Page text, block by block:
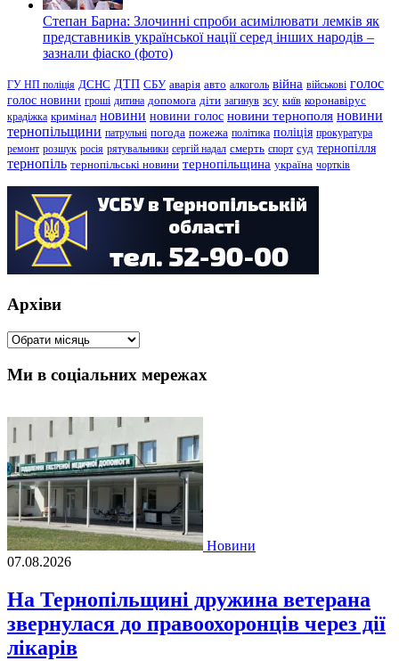
Степан Барна: Злочинні спроби асимілювати лемків як
представників української нації серед інших народів –
зазнали фіаско (фото)
ГУ НП поліція ДСНС ДТП СБУ аварія авто алкоголь війна військові голос
голос новини гроші дитина допомога діти загинув зсу київ коронавірус
крадіжка кримінал новини новини голос новини тернополя новини
тернопільщини патрульні погода пожежа політика поліція прокуратура
ремонт розшук росія рятувальники сергій надал смерть спорт суд тернопілля
тернопіль тернопільські новини тернопільщина україна чортків
Архіви
Архіви
Ми в соціальних мережах
Новини
07.08.2026
На Тернопільщині дружина ветерана
звернулася до правоохоронців через дії
лікарів